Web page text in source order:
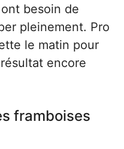
besoin de
pleinement. Pro
le matin pour
encore
framboises